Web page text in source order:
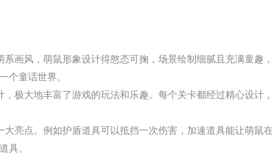
画风，萌鼠形象设计得憨态可掬，场景绘制细腻且充满童
个童话世界。
极大地丰富了游戏的玩法和乐趣。每个关卡都经过精心设
亮点。例如护盾道具可以抵挡一次伤害，加速道具能让萌鼠
具。